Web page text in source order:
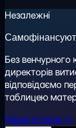
Незалежні
Без венчурного
директорів
відповідаємо
таблицею
Наша історія →